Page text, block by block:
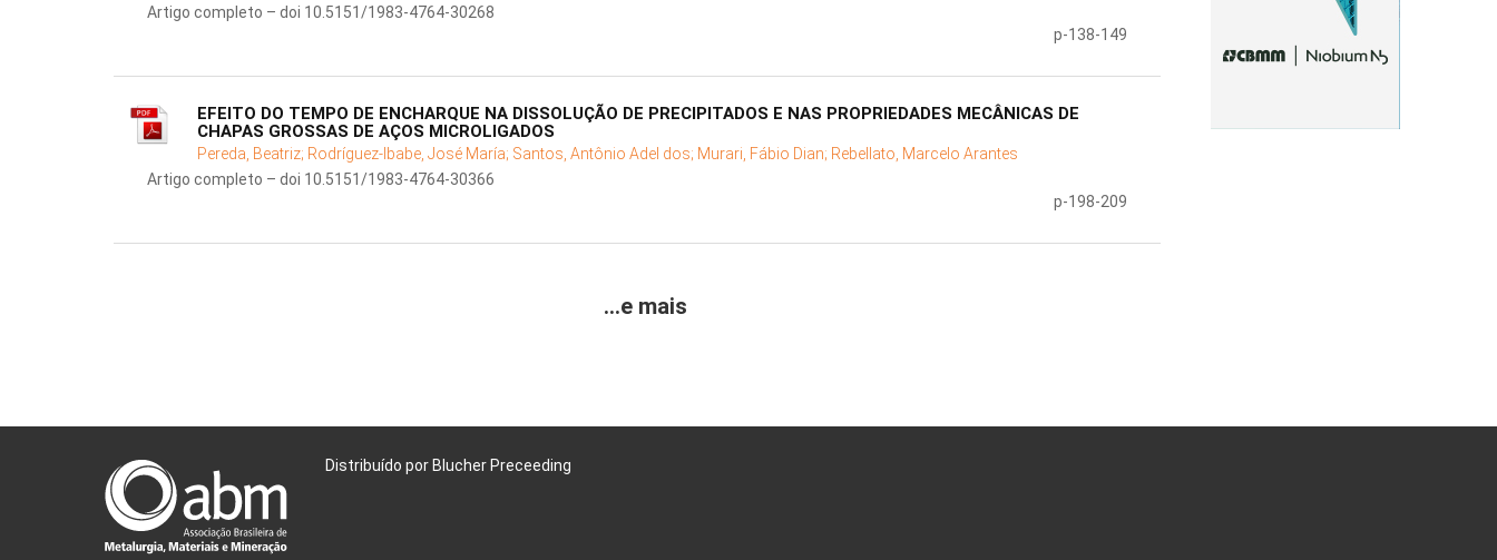
Artigo completo – doi 10.5151/1983-4764-30268
p-138-149
EFEITO DO TEMPO DE ENCHARQUE NA DISSOLUÇÃO DE PRECIPITADOS E NAS PROPRIEDADES MECÂNICAS DE
CHAPAS GROSSAS DE AÇOS MICROLIGADOS
Pereda, Beatriz; Rodríguez-Ibabe, José María; Santos, Antônio Adel dos; Murari, Fábio Dian; Rebellato, Marcelo Arantes
Artigo completo – doi 10.5151/1983-4764-30366
p-198-209
...e mais
Distribuído por Blucher Preceeding